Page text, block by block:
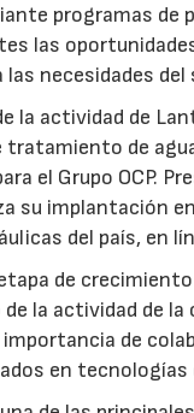
programas
las
necesidades del
la actividad de
de
el Grupo OCP.
su implantación
del país, en
de
la actividad de
de
en tecnologías